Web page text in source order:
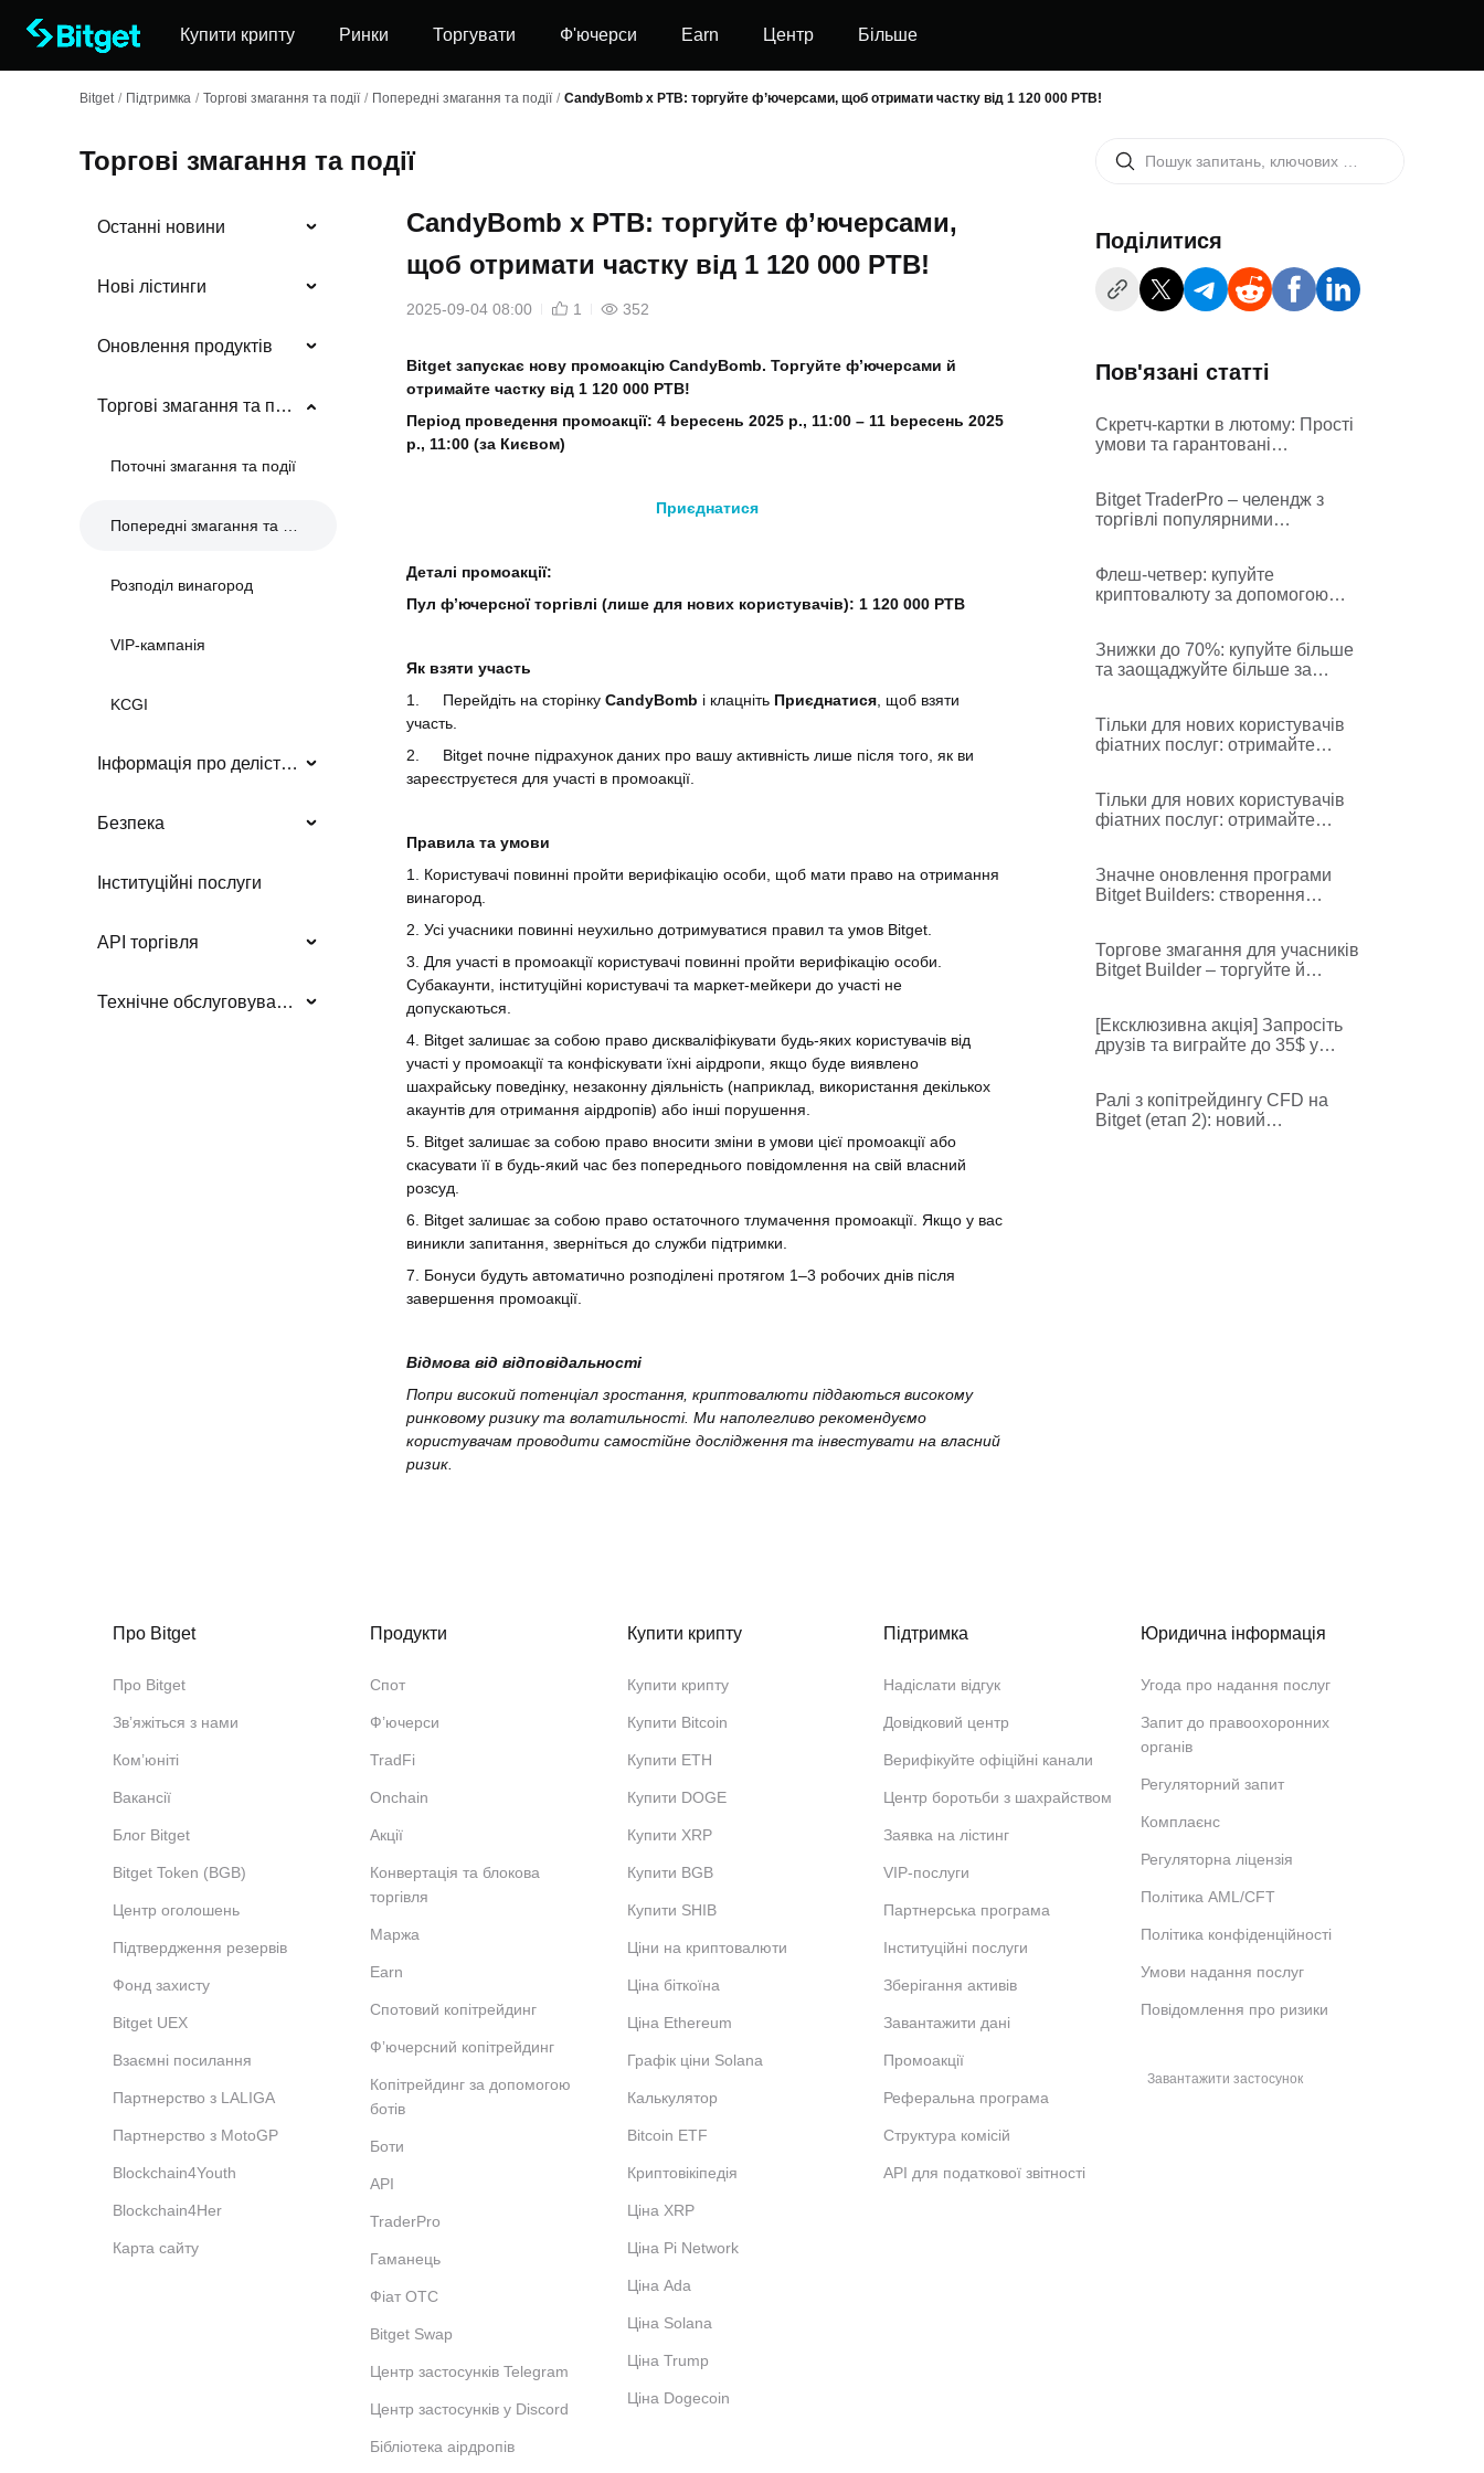
Купити крипту Ринки Торгувати Ф'ючерси Earn Центр Більше
Bitget / Підтримка / Торгові змагання та події / Попередні змагання та події / CandyBomb x PTB: торгуйте ф’ючерсами, щоб отримати частку від 1 120 000 PTB!
Торгові змагання та події
Останні новини
Нові лістинги
Оновлення продуктів
Торгові змагання та події
Поточні змагання та події
Попередні змагання та події
Розподіл винагород
VIP-кампанія
KCGI
Інформація про делістинг
Безпека
Інституційні послуги
API торгівля
Технічне обслуговування/оновлення системи
CandyBomb x PTB: торгуйте ф’ючерсами,
щоб отримати частку від 1 120 000 PTB!
2025-09-04 08:00 1 352
Bitget запускає нову промоакцію CandyBomb. Торгуйте ф’ючерсами й
отримайте частку від 1 120 000 PTB!
Період проведення промоакції: 4 bересень 2025 р., 11:00 – 11 bересень 2025
р., 11:00 (за Києвом)
Приєднатися
Деталі промоакції:
Пул фʼючерсної торгівлі (лише для нових користувачів): 1 120 000 PTB
Як взяти участь
1.
Перейдіть на сторінку CandyBomb і клацніть Приєднатися , щоб взяти
участь.
2.
Bitget почне підрахунок даних про вашу активність лише після того, як ви
зареєструєтеся для участі в промоакції.
Правила та умови
1. Користувачі повинні пройти верифікацію особи, щоб мати право на отримання
винагород.
2. Усі учасники повинні неухильно дотримуватися правил та умов Bitget.
3. Для участі в промоакції користувачі повинні пройти верифікацію особи.
Субакаунти, інституційні користувачі та маркет-мейкери до участі не
допускаються.
4. Bitget залишає за собою право дискваліфікувати будь-яких користувачів від
участі у промоакції та конфіскувати їхні аірдропи, якщо буде виявлено
шахрайську поведінку, незаконну діяльність (наприклад, використання декількох
акаунтів для отримання аірдропів) або інші порушення.
5. Bitget залишає за собою право вносити зміни в умови цієї промоакції або
скасувати її в будь-який час без попереднього повідомлення на свій власний
розсуд.
6. Bitget залишає за собою право остаточного тлумачення промоакції. Якщо у вас
виникли запитання, зверніться до служби підтримки.
7. Бонуси будуть автоматично розподілені протягом 1–3 робочих днів після
завершення промоакції.
Відмова від відповідальності
Попри високий потенціал зростання, криптовалюти піддаються високому
ринковому ризику та волатильності. Ми наполегливо рекомендуємо
користувачам проводити самостійне дослідження та інвестувати на власний
ризик.
Поділитися
Пов'язані статті
Скретч-картки в лютому: Прості
умови та гарантовані
Bitget TraderPro – челендж з
торгівлі популярними
Флеш-четвер: купуйте
криптовалюту за допомогою
Знижки до 70%: купуйте більше
та заощаджуйте більше за
Тільки для нових користувачів
фіатних послуг: отримайте
Тільки для нових користувачів
фіатних послуг: отримайте
Значне оновлення програми
Bitget Builders: створення
Торгове змагання для учасників
Bitget Builder – торгуйте й
[Ексклюзивна акція] Запросіть
друзів та виграйте до 35$ у
Ралі з копітрейдингу CFD на
Bitget (етап 2): новий
Про Bitget
Про Bitget
Звʼяжіться з нами
Ком’юніті
Вакансії
Блог Bitget
Bitget Token (BGB)
Центр оголошень
Підтвердження резервів
Фонд захисту
Bitget UEX
Взаємні посилання
Партнерство з LALIGA
Партнерство з MotoGP
Blockchain4Youth
Blockchain4Her
Карта сайту
Продукти
Спот
Ф’ючерси
TradFi
Onchain
Акції
Конвертація та блокова
торгівля
Маржа
Earn
Спотовий копітрейдинг
Фʼючерсний копітрейдинг
Копітрейдинг за допомогою
ботів
Боти
API
TraderPro
Гаманець
Фіат OTC
Bitget Swap
Центр застосунків Telegram
Центр застосунків у Discord
Бібліотека аірдропів
Купити крипту
Купити крипту
Купити Bitcoin
Купити ETH
Купити DOGE
Купити XRP
Купити BGB
Купити SHIB
Ціни на криптовалюти
Ціна біткоїна
Ціна Ethereum
Графік ціни Solana
Калькулятор
Bitcoin ETF
Криптовікіпедія
Ціна XRP
Ціна Pi Network
Ціна Ada
Ціна Solana
Ціна Trump
Ціна Dogecoin
Підтримка
Надіслати відгук
Довідковий центр
Верифікуйте офіційні канали
Центр боротьби з шахрайством
Заявка на лістинг
VIP-послуги
Партнерська програма
Інституційні послуги
Зберігання активів
Завантажити дані
Промоакції
Реферальна програма
Структура комісій
API для податкової звітності
Юридична інформація
Угода про надання послуг
Запит до правоохоронних
органів
Регуляторний запит
Комплаєнс
Регуляторна ліцензія
Політика AML/CFT
Політика конфіденційності
Умови надання послуг
Повідомлення про ризики
Завантажити застосунок